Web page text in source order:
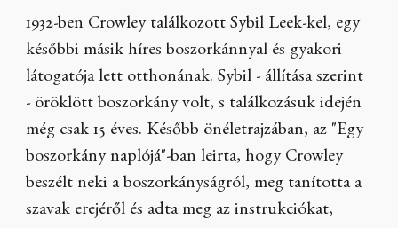
1932-ben Crowley találkozott Sybil Leek-kel, egy
későbbi másik híres boszorkánnyal és gyakori
látogatója lett otthonának. Sybil - állítása szerint
- öröklött boszorkány volt, s találkozásuk idején
még csak 15 éves. Később önéletrajzában, az "Egy
boszorkány naplójá"-ban leirta, hogy Crowley
beszélt neki a boszorkányságról, meg tanította a
szavak erejéről és adta meg az instrukciókat,